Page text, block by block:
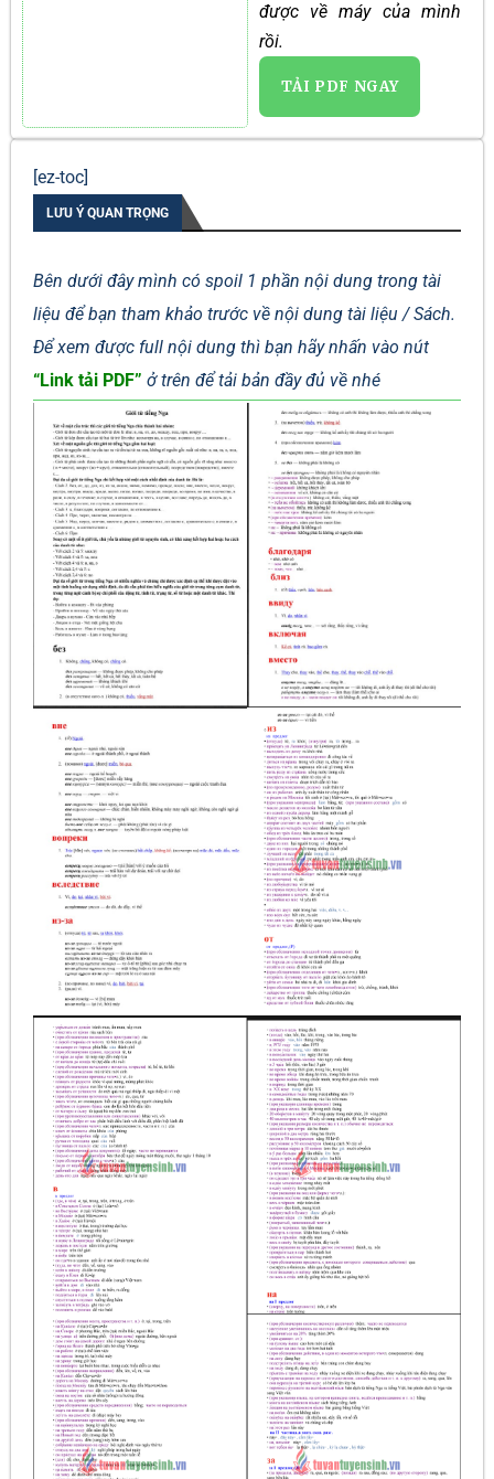
được về máy của mình
rồi.
TẢI PDF NGAY
[ez-toc]
LƯU Ý QUAN TRỌNG
Bên dưới đây mình có spoil 1 phần nội dung trong tài
liệu để bạn tham khảo trước về nội dung tài liệu / Sách.
Để xem được full nội dung thì bạn hãy nhấn vào nút
“Link tải PDF” ở trên để tải bản đầy đủ về nhé